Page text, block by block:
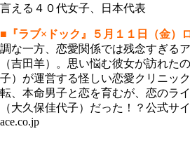
言える４０代女子、日本代表
■『ラブ×ドック』５月１１日（金）
調な一方、恋愛関係では残念すぎる
（吉田羊）。思い悩む彼女が訪れた
子）が運営する怪しい恋愛クリニッ
転、本命男子と恋を育むが、恋のラ
（大久保佳代子）だった！？公式サ
ace.co.jp